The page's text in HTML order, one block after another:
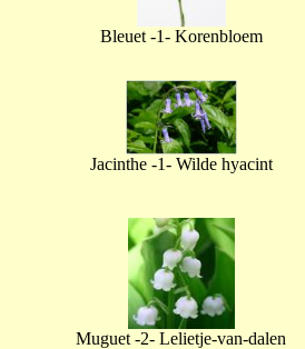
Bleuet -1- Korenbloem
Jacinthe -1- Wilde hyacint
Muguet -2- Lelietje-van-dalen